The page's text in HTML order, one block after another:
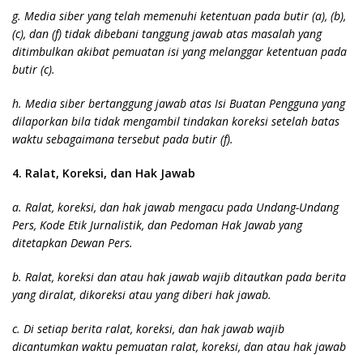
g. Media siber yang telah memenuhi ketentuan pada butir (a), (b),
(c), dan (f) tidak dibebani tanggung jawab atas masalah yang
ditimbulkan akibat pemuatan isi yang melanggar ketentuan pada
butir (c).
h. Media siber bertanggung jawab atas Isi Buatan Pengguna yang
dilaporkan bila tidak mengambil tindakan koreksi setelah batas
waktu sebagaimana tersebut pada butir (f).
4. Ralat, Koreksi, dan Hak Jawab
a. Ralat, koreksi, dan hak jawab mengacu pada Undang-Undang
Pers, Kode Etik Jurnalistik, dan Pedoman Hak Jawab yang
ditetapkan Dewan Pers.
b. Ralat, koreksi dan atau hak jawab wajib ditautkan pada berita
yang diralat, dikoreksi atau yang diberi hak jawab.
c. Di setiap berita ralat, koreksi, dan hak jawab wajib
dicantumkan waktu pemuatan ralat, koreksi, dan atau hak jawab